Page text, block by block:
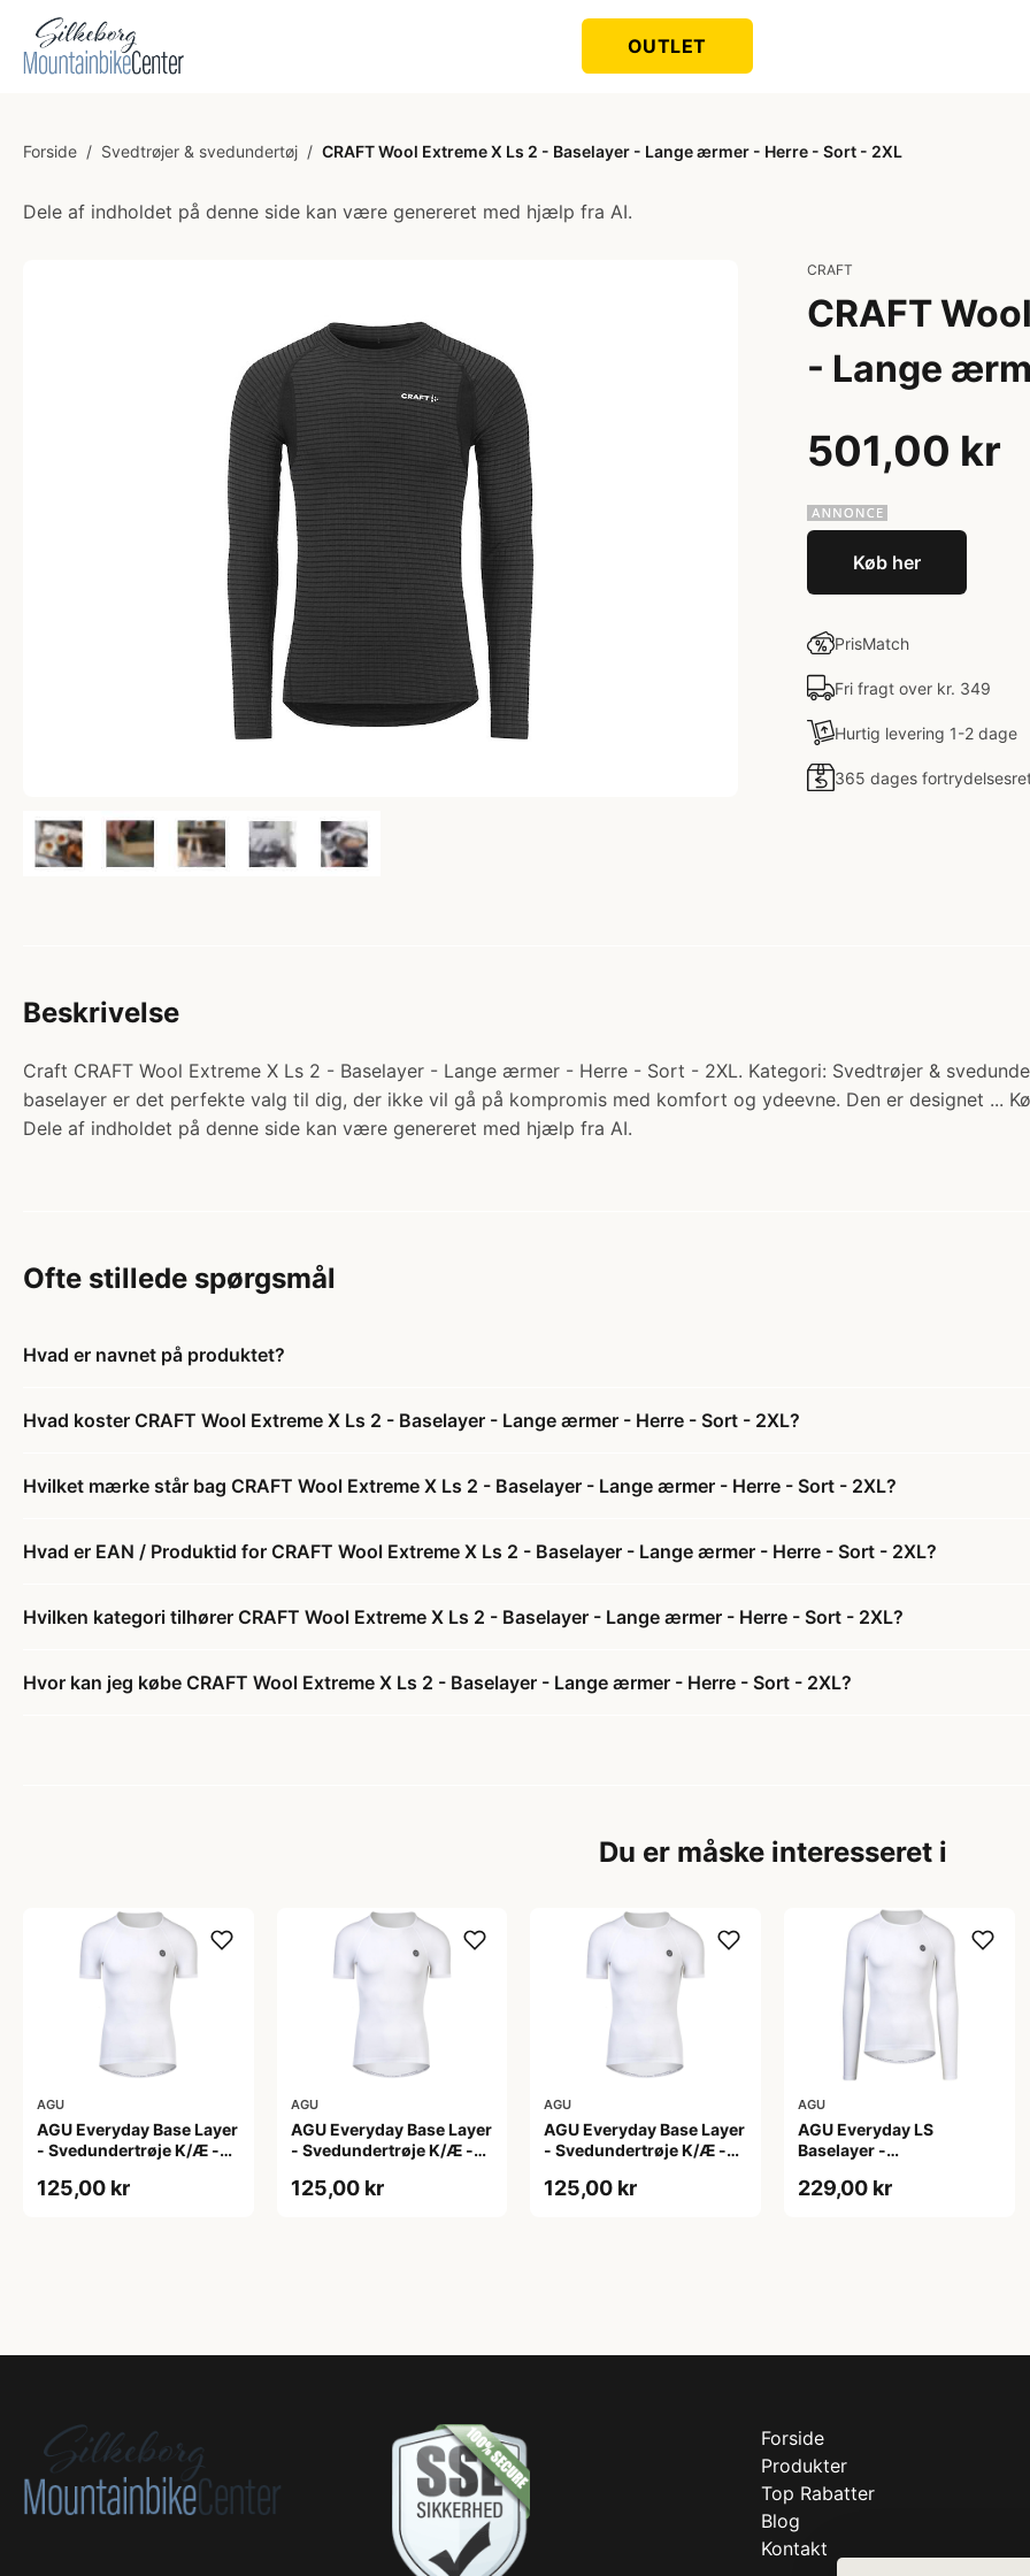
OUTLET
Forside / Svedtrøjer & svedundertøj / CRAFT Wool Extreme X Ls 2 - Baselayer - Lange ærmer - Herre - Sort - 2XL
Dele af indholdet på denne side kan være genereret med hjælp fra AI.
CRAFT
CRAFT
- Lange
501,00 kr
Køb her
PrisMatch
Fri fragt over kr. 349
Hurtig levering 1-2 dage
365 dages
Beskrivelse
Craft CRAFT Wool Extreme X Ls 2 - Baselayer - Lange ærmer - Herre - Sort - 2XL. Kategori: Svedtrøjer &
baselayer er det perfekte valg til dig, der ikke vil gå på kompromis med komfort og ydeevne. Den er designet ...
Dele af indholdet på denne side kan være genereret med hjælp fra AI.
Ofte stillede spørgsmål
Hvad er navnet på produktet?
Hvad koster CRAFT Wool Extreme X Ls 2 - Baselayer - Lange ærmer - Herre - Sort - 2XL?
Hvilket mærke står bag CRAFT Wool Extreme X Ls 2 - Baselayer - Lange ærmer - Herre - Sort - 2XL?
Hvad er EAN / Produktid for CRAFT Wool Extreme X Ls 2 - Baselayer - Lange ærmer - Herre - Sort - 2XL?
Hvilken kategori tilhører CRAFT Wool Extreme X Ls 2 - Baselayer - Lange ærmer - Herre - Sort - 2XL?
Hvor kan jeg købe CRAFT Wool Extreme X Ls 2 - Baselayer - Lange ærmer - Herre - Sort - 2XL?
Du er måske interesseret i
AGU
AGU Everyday Base Layer
- Svedundertrøje K/Æ -
125,00 kr
AGU
AGU Everyday Base Layer
- Svedundertrøje K/Æ -
125,00 kr
AGU
AGU Everyday Base Layer
- Svedundertrøje K/Æ -
125,00 kr
AGU
AGU Everyday LS
Baselayer -
Ærmer - Herre - Hvid -
229,00 kr
Forside
Produkter
Top Rabatter
Blog
Kontakt